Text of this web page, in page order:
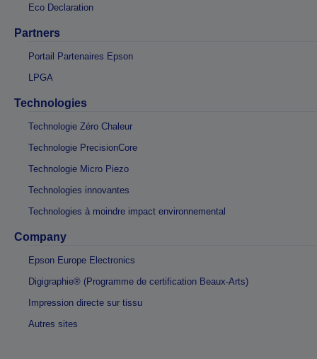
Eco Declaration
Partners
Portail Partenaires Epson
LPGA
Technologies
Technologie Zéro Chaleur
Technologie PrecisionCore
Technologie Micro Piezo
Technologies innovantes
Technologies à moindre impact environnemental
Company
Epson Europe Electronics
Digigraphie® (Programme de certification Beaux-Arts)
Impression directe sur tissu
Autres sites